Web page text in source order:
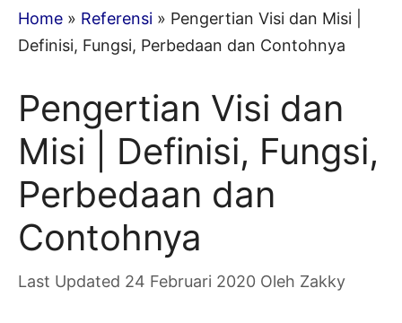
Home » Referensi » Pengertian Visi dan Misi |
Definisi, Fungsi, Perbedaan dan Contohnya
Pengertian Visi dan
Misi | Definisi, Fungsi,
Perbedaan dan
Contohnya
24 Februari 2020 Oleh Zakky